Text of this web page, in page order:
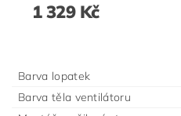
1 329 Kč
Barva lopatek
Barva těla ventilátoru